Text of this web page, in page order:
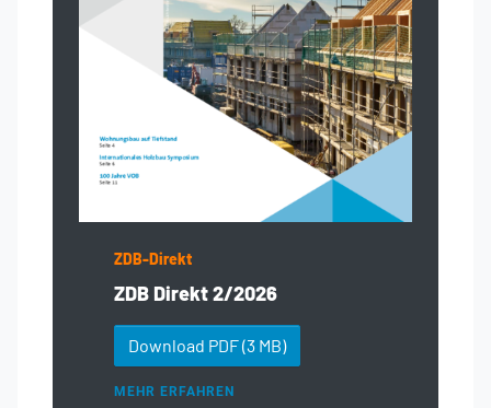
ZDB-Direkt
ZDB Direkt 2/2026
Download PDF(3 MB)
MEHR ERFAHREN